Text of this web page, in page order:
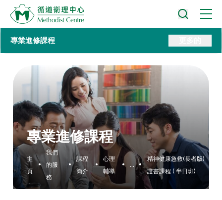
專業進修課程
主
頁
我們
的服
務
課程
簡介
心理
輔導
...
精神健康急救(長者版)
證書課程 ( 半日班)
專業進修課程